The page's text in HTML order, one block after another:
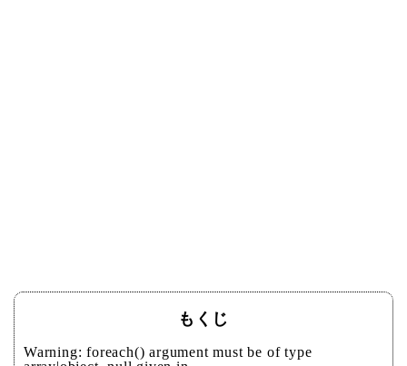
もくじ
Warning: foreach() argument must be of type